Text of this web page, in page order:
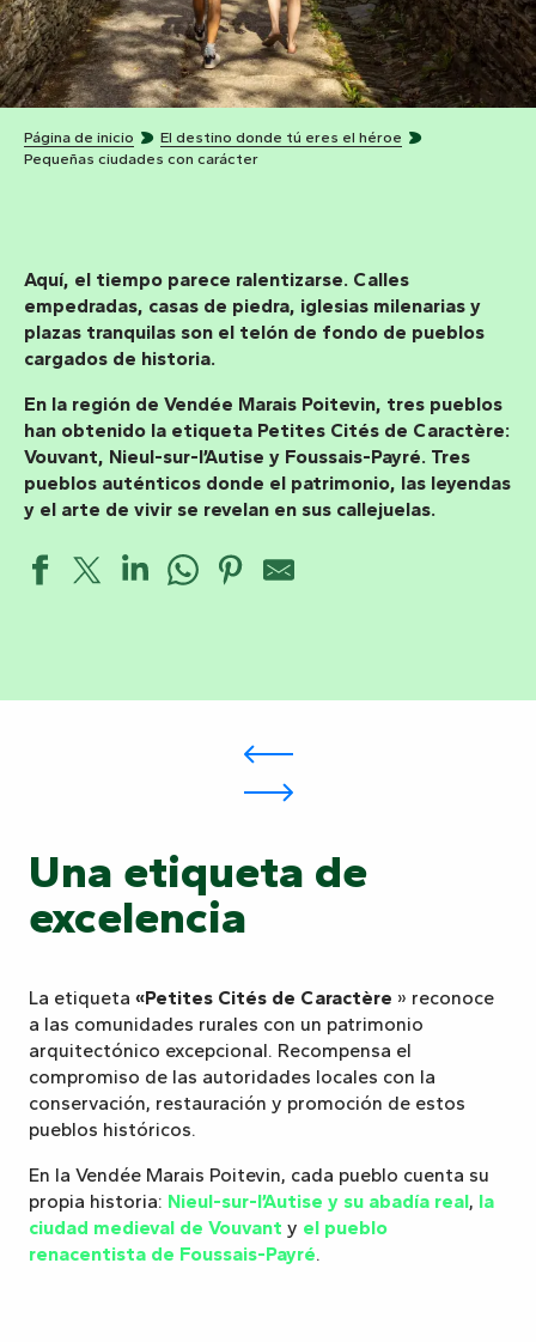
Página de inicio
El destino donde tú eres el héroe
Pequeñas ciudades con carácter
Aquí, el tiempo parece ralentizarse. Calles
empedradas, casas de piedra, iglesias milenarias y
plazas tranquilas son el telón de fondo de pueblos
cargados de historia.
En la región de Vendée Marais Poitevin, tres pueblos
han obtenido la etiqueta Petites Cités de Caractère:
Vouvant, Nieul-sur-l’Autise y Foussais-Payré. Tres
pueblos auténticos donde el patrimonio, las leyendas
y el arte de vivir se revelan en sus callejuelas.
Una etiqueta de
excelencia
La etiqueta «Petites Cités de Caractère » reconoce
a las comunidades rurales con un patrimonio
arquitectónico excepcional. Recompensa el
compromiso de las autoridades locales con la
conservación, restauración y promoción de estos
pueblos históricos.
En la Vendée Marais Poitevin, cada pueblo cuenta su
propia historia: Nieul-sur-l’Autise y su abadía real, la
ciudad medieval de Vouvant y el pueblo
renacentista de Foussais-Payré.